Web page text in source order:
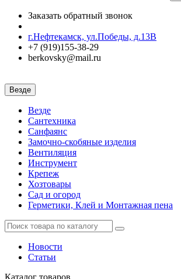
Заказать обратный звонок
г.Нефтекамск, ул.Победы, д.13В
+7 (919)155-38-29
berkovsky@mail.ru
Везде
Везде
Сантехника
Санфаянс
Замочно-скобяные изделия
Вентиляция
Инструмент
Крепеж
Хозтовары
Сад и огород
Герметики, Клей и Монтажная пена
Новости
Статьи
Каталог товаров